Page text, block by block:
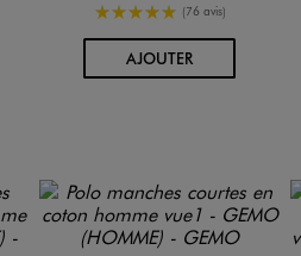
5/5 de moyenne
(76 avis)
AJOUTERAU PANIER